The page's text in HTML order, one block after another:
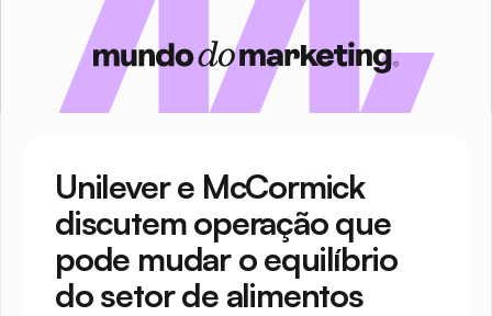
Unilever e McCormick
discutem operação que
pode mudar o equilíbrio
do setor de alimentos